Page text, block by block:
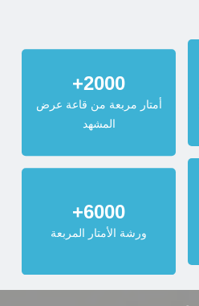
2000
+
أمتار مربعة من قاعة عرض
المشهد
6000
+
ورشة الأمتار المربعة